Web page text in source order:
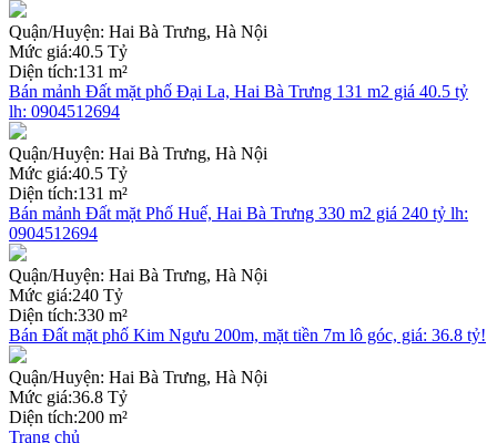
Quận/Huyện: Hai Bà Trưng, Hà Nội
Mức giá:40.5 Tỷ
Diện tích:131 m²
Bán mảnh Đất mặt phố Đại La, Hai Bà Trưng 131 m2 giá 40.5 tỷ
lh: 0904512694
Quận/Huyện: Hai Bà Trưng, Hà Nội
Mức giá:40.5 Tỷ
Diện tích:131 m²
Bán mảnh Đất mặt Phố Huế, Hai Bà Trưng 330 m2 giá 240 tỷ lh:
0904512694
Quận/Huyện: Hai Bà Trưng, Hà Nội
Mức giá:240 Tỷ
Diện tích:330 m²
Bán Đất mặt phố Kim Ngưu 200m, mặt tiền 7m lô góc, giá: 36.8 tỷ!
Quận/Huyện: Hai Bà Trưng, Hà Nội
Mức giá:36.8 Tỷ
Diện tích:200 m²
Trang chủ